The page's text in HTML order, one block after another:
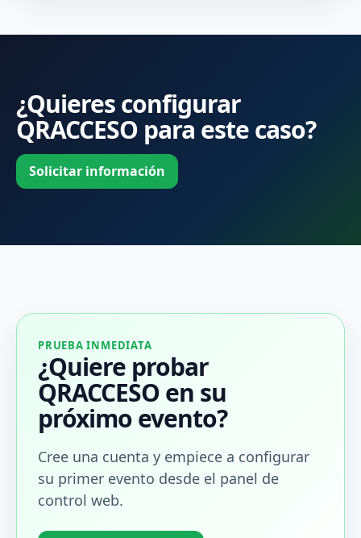
¿Quieres configurar
QRACCESO para este caso?
Solicitar información
PRUEBA INMEDIATA
¿Quiere probar
QRACCESO en su
próximo evento?
Cree una cuenta y empiece a configurar
su primer evento desde el panel de
control web.